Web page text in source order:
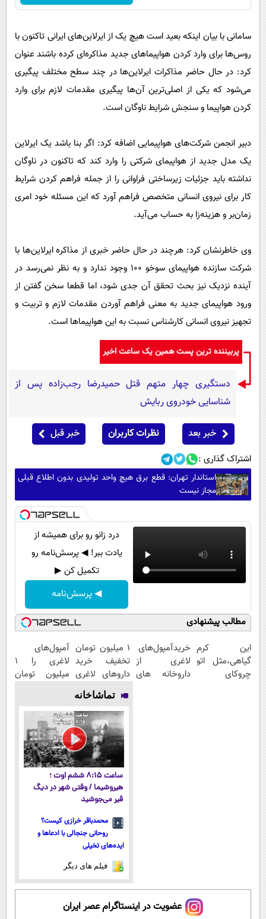
بین الملل
اجتماعی
حیات وحش
سیاست خارجی
سامانی با بیان اینکه بعید است هیچ یک از ایرلاین‌های ایرانی تاکنون با
روس‌ها برای وارد کردن هواپیماهای جدید مذاکره‌ای کرده باشند عنوان
کرد: در حال حاضر مذاکرات ایرلاین‌ها در چند سطح مختلف پیگیری
می‌شود که یکی از اصلی‌ترین آن‌ها پیگیری مقدمات لازم برای وارد
کردن هواپیما و سنجش شرایط ناوگان است.
دبیر انجمن شرکت‌های هواپیمایی اضافه کرد: اگر بنا باشد یک ایرلاین
یک مدل جدید از هواپیمای شرکتی را وارد کند که تاکنون در ناوگان
نداشته باید جزئیات زیرساختی فراوانی را از جمله فراهم کردن شرایط
کار برای نیروی انسانی متخصص فراهم آورد که این مسئله خود امری
زمان‌بر و هزینه‌زا به حساب می‌آید.
وی خاطرنشان کرد: هرچند در حال حاضر خبری از مذاکره ایرلاین‌ها با
شرکت سازنده هواپیمای سوخو 100 وجود ندارد و به نظر نمی‌رسد در
آینده نزدیک نیز بحث تحقق آن جدی شود، اما قطعا سخن گفتن از
ورود هواپیمای جدید به معنی فراهم آوردن مقدمات لازم و تربیت و
تجهیز نیروی انسانی کارشناس نسبت به این هواپیماها است.
پربیننده ترین پست همین یک ساعت اخیر
دستگیری چهار متهم قتل حمیدرضا رجب‌زاده پس از
شناسایی خودروی ربایش
خبر بعد نظرات کاربران خبر قبل
اشتراک گذاری :
استاندار تهران: قطع برق هیچ واحد تولیدی بدون اطلاع قبلی
مجاز نیست
درد زانو رو برای همیشه از
یادت ببر! ◀ پرسش‌نامه رو
تکمیل کن ▶
◀ پرسش‌نامه
مطالب پیشنهادی
این کرم
گیاهی،مثل اتو
چروکای
خریدآمپول‌های
لاغری از
داروخانه های
1 میلیون تومان
تخفیف خرید
داروهای لاغری
با ارسال از
داروخانه و پک
یخ!
آمپول‌های
لاغری را ۱
میلیون تومان
تماشاخانه
ساعت ۸:۱۵ ششم اوت ؛
هیروشیما / وقتی شهر در دیگ
قیر می‌جوشید
محمدباقر خرازی کیست؟
روحانی جنجالی با ادعاها و
ایده‌های تخیلی
فیلم های دیگر
عضویت در اینستاگرام عصر ایران